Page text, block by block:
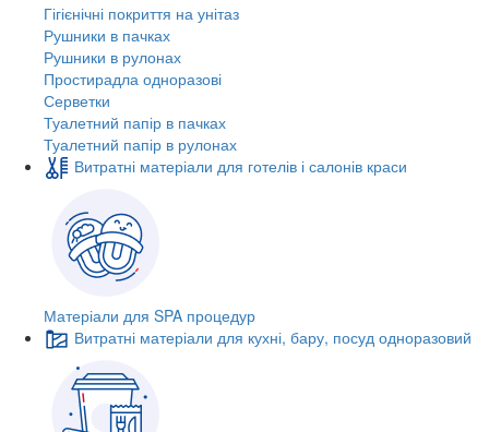
Гігієнічні покриття на унітаз
Рушники в пачках
Рушники в рулонах
Простирадла одноразові
Серветки
Туалетний папір в пачках
Туалетний папір в рулонах
Витратні матеріали для готелів і салонів краси
Матеріали для SPA процедур
Витратні матеріали для кухні, бару, посуд одноразовий